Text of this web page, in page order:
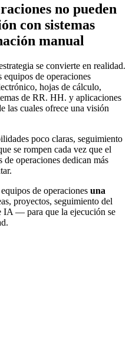
no pueden
con sistemas
manual
se convierte en realidad.
de operaciones
hojas de cálculo,
de RR. HH. y aplicaciones
las cuales ofrece una visión
poco claras, seguimiento
se rompen cada vez que el
de operaciones dedican más
de operaciones una
proyectos, seguimiento del
IA — para que la ejecución se